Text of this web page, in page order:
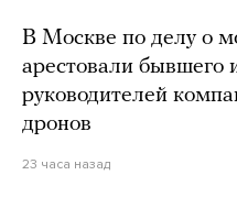
В Москве по делу о
арестовали бывшего
руководителей
дронов
23 часа назад